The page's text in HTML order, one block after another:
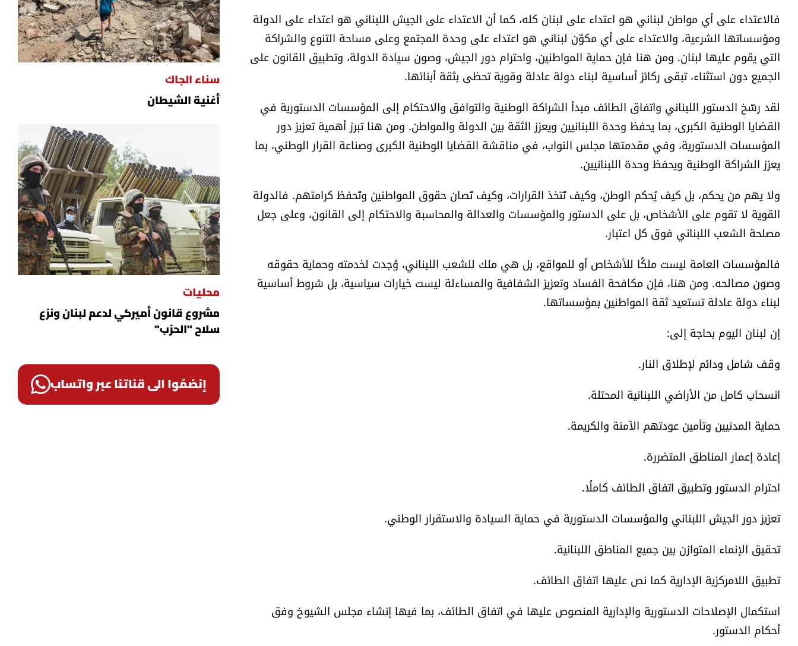
فالاعتداء على أي مواطن لبناني هو اعتداء على لبنان كله، كما أن الاعتداء على الجيش اللبناني هو اعتداء على الدولة
ومؤسساتها الشرعية، والاعتداء على أي مكوّن لبناني هو اعتداء على وحدة المجتمع وعلى مساحة التنوع والشراكة
التي يقوم عليها لبنان. ومن هنا فإن حماية المواطنين، واحترام دور الجيش، وصون سيادة الدولة، وتطبيق القانون على
الجميع دون استثناء، تبقى ركائز أساسية لبناء دولة عادلة وقوية تحظى بثقة أبنائها.
لقد رسّخ الدستور اللبناني واتفاق الطائف مبدأ الشراكة الوطنية والتوافق والاحتكام إلى المؤسسات الدستورية في
القضايا الوطنية الكبرى، بما يحفظ وحدة اللبنانيين ويعزز الثقة بين الدولة والمواطن. ومن هنا تبرز أهمية تعزيز دور
المؤسسات الدستورية، وفي مقدمتها مجلس النواب، في مناقشة القضايا الوطنية الكبرى وصناعة القرار الوطني، بما
يعزز الشراكة الوطنية ويحفظ وحدة اللبنانيين.
ولا يهم من يحكم، بل كيف يُحكم الوطن، وكيف تُتخذ القرارات، وكيف تُصان حقوق المواطنين وتُحفظ كرامتهم. فالدولة
القوية لا تقوم على الأشخاص، بل على الدستور والمؤسسات والعدالة والمحاسبة والاحتكام إلى القانون، وعلى جعل
مصلحة الشعب اللبناني فوق كل اعتبار.
فالمؤسسات العامة ليست ملكًا للأشخاص أو للمواقع، بل هي ملك للشعب اللبناني، وُجدت لخدمته وحماية حقوقه
وصون مصالحه. ومن هنا، فإن مكافحة الفساد وتعزيز الشفافية والمساءلة ليست خيارات سياسية، بل شروط أساسية
لبناء دولة عادلة تستعيد ثقة المواطنين بمؤسساتها.
إن لبنان اليوم بحاجة إلى:
وقف شامل ودائم لإطلاق النار.
انسحاب كامل من الأراضي اللبنانية المحتلة.
حماية المدنيين وتأمين عودتهم الآمنة والكريمة.
إعادة إعمار المناطق المتضررة.
احترام الدستور وتطبيق اتفاق الطائف كاملًا.
تعزيز دور الجيش اللبناني والمؤسسات الدستورية في حماية السيادة والاستقرار الوطني.
تحقيق الإنماء المتوازن بين جميع المناطق اللبنانية.
تطبيق اللامركزية الإدارية كما نص عليها اتفاق الطائف.
استكمال الإصلاحات الدستورية والإدارية المنصوص عليها في اتفاق الطائف، بما فيها إنشاء مجلس الشيوخ وفق
أحكام الدستور.
سناء الجاك
أغنية الشيطان
محليات
مشروع قانون أميركي لدعم لبنان ونزع
سلاح "الحزب"
إنضمّوا الى قناتنا عبر واتساب